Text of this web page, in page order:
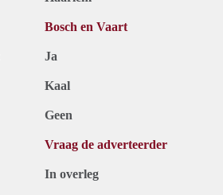
Bosch en Vaart
Ja
Kaal
Geen
Vraag de adverteerder
In overleg